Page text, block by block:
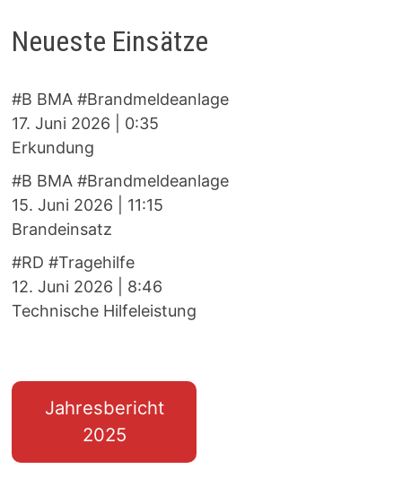
Neueste Einsätze
#B BMA #Brandmeldeanlage
17. Juni 2026
0:35
Erkundung
#B BMA #Brandmeldeanlage
15. Juni 2026
11:15
Brandeinsatz
#RD #Tragehilfe
12. Juni 2026
8:46
Technische Hilfeleistung
Jahresbericht
2025